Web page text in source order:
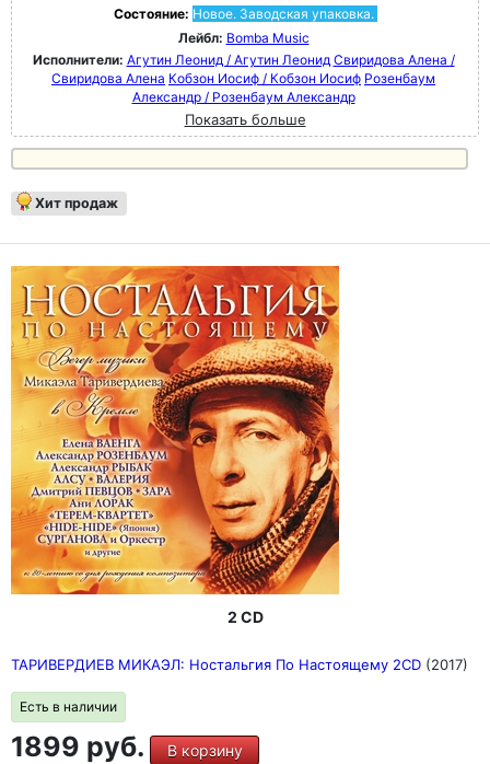
Состояние: Новое. Заводская упаковка.
Лейбл: Bomba Music
Исполнители: Агутин Леонид / Агутин Леонид Свиридова Алена /
Свиридова Алена Кобзон Иосиф / Кобзон Иосиф Розенбаум
Александр / Розенбаум Александр
Показать больше
Хит продаж
2 CD
ТАРИВЕРДИЕВ МИКАЭЛ: Ностальгия По Настоящему 2CD (2017)
Есть в наличии
1899 руб. В корзину